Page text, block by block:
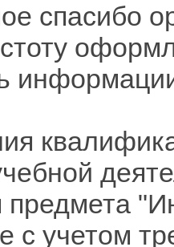
спасибо
предмета
с учетом